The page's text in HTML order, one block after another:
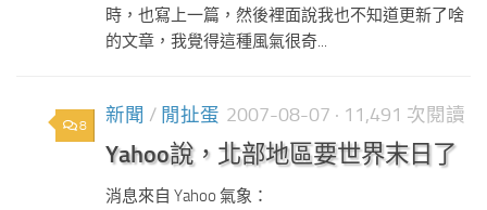
時，也寫上一篇，然後裡面說我也不知道更新了啥
的文章，我覺得這種風氣很奇...
8 新聞 / 閒扯蛋 2007-08-07 · 11,491 次閱讀
Yahoo說，北部地區要世界末日了
消息來自 Yahoo 氣象：